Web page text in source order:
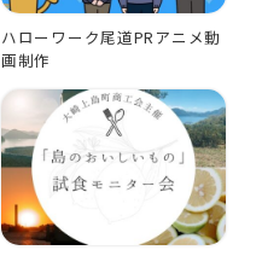
ハローワーク尾道PRアニメ動
画制作